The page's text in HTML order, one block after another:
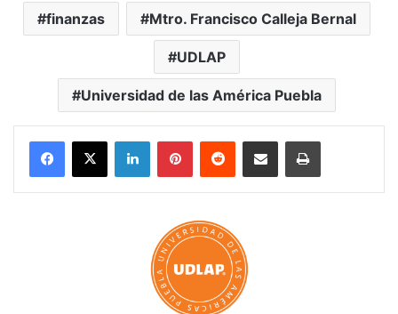
finanzas Mtro. Francisco Calleja Bernal
UDLAP
Universidad de las América Puebla
LinkedInPinterestReddit Share via Email Print